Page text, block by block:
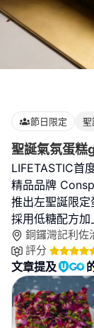
節日限定
聖誕氣氛蛋
LIFETASTIC首
精品品牌
推出左聖誕限定
採用低糖配方
銅鑼灣記利佐
評分
文章提及